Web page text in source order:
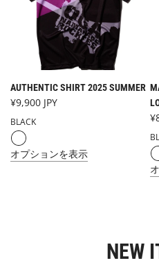
AUTHENTIC SHIRT 2025 SUMMER
¥9,900 JPY
BLACK
オプションを表示
NEW